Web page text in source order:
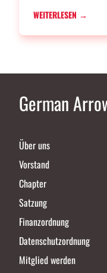
WEITERLESEN →
German
Über uns
Vorstand
Chapter
Satzung
Finanzordnung
Datenschutzordnung
Mitglied werden